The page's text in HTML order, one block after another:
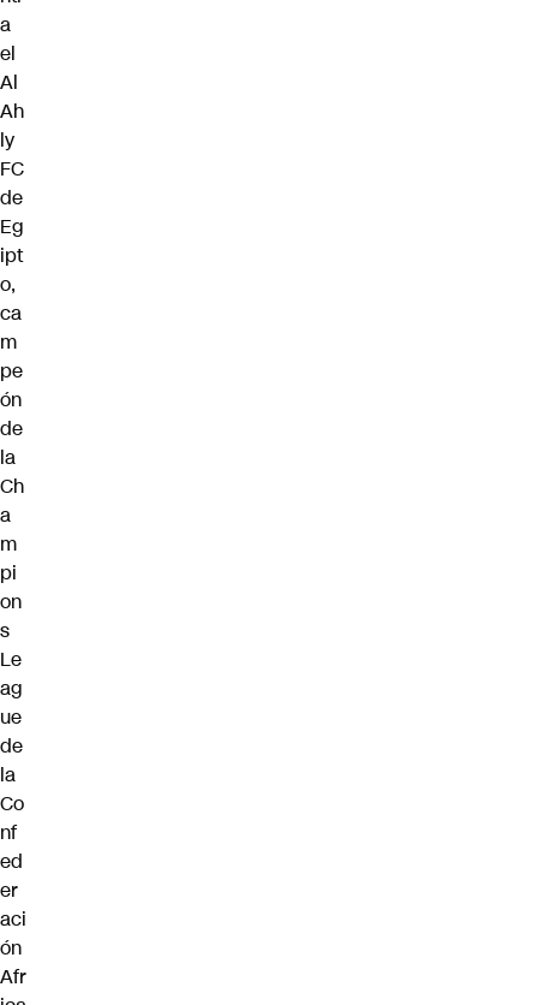
a
el
Al
Ah
ly
FC
de
Eg
ipt
o,
ca
m
pe
ón
de
la
Ch
a
m
pi
on
s
Le
ag
ue
de
la
Co
nf
ed
er
aci
ón
Afr